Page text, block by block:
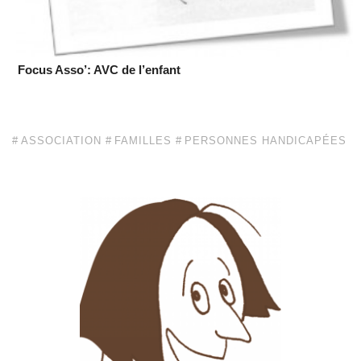
Focus Asso’: AVC de l’enfant
ASSOCIATION FAMILLES PERSONNES HANDICAPÉES